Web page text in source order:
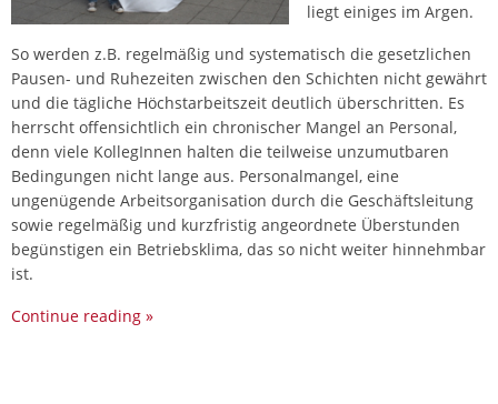
liegt einiges im Argen.
So werden z.B. regelmäßig und systematisch die gesetzlichen
Pausen- und Ruhezeiten zwischen den Schichten nicht gewährt
und die tägliche Höchstarbeitszeit deutlich überschritten. Es
herrscht offensichtlich ein chronischer Mangel an Personal,
denn viele KollegInnen halten die teilweise unzumutbaren
Bedingungen nicht lange aus. Personalmangel, eine
ungenügende Arbeitsorganisation durch die Geschäftsleitung
sowie regelmäßig und kurzfristig angeordnete Überstunden
begünstigen ein Betriebsklima, das so nicht weiter hinnehmbar
ist.
Continue reading »